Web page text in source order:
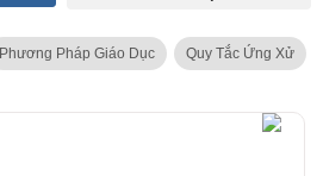
Phương Pháp Giáo Dục Quy Tắc Ứng Xử